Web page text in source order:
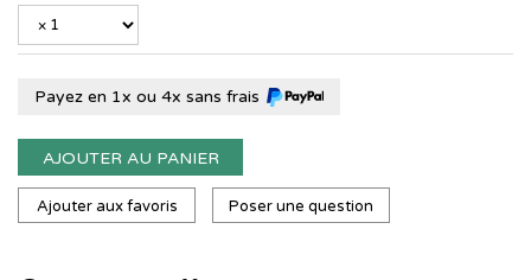
Payez en 1x ou 4x sans frais
AJOUTER AU PANIER
Ajouter aux favoris Poser une question